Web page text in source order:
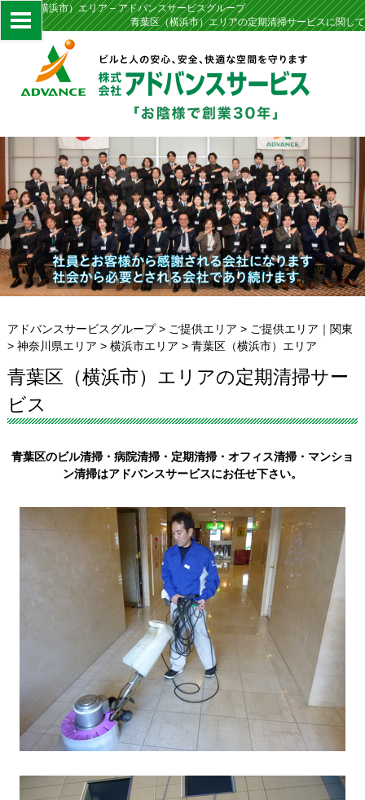
青葉区（横浜市）エリア – アドバンスサービスグループ
青葉区（横浜市）エリアの定期清掃サービスに関して
アドバンスサービスグループ> ご提供エリア > ご提供エリア｜関東
> 神奈川県エリア > 横浜市エリア > 青葉区（横浜市）エリア
青葉区（横浜市）エリアの定期清掃サー
ビス
青葉区のビル清掃・病院清掃・定期清掃・オフィス清掃・マンショ
ン清掃はアドバンスサービスにお任せ下さい。